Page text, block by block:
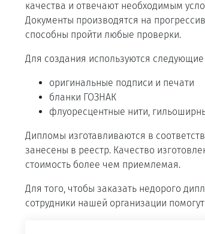
качества и отвечают необходимым
Документы производятся на
способны пройти любые проверки.
Для создания используются
оригинальные подписи и печати
бланки ГОЗНАК
флуоресцентные нити,
Дипломы изготавливаются в
занесены в реестр. Качество
стоимость более чем приемлемая.
Для того, чтобы заказать недорого
сотрудники нашей организации